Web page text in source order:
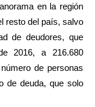
en la región
resto del país, salvo
de deudores, que
2016, a 216.680
de personas
de deuda, que solo